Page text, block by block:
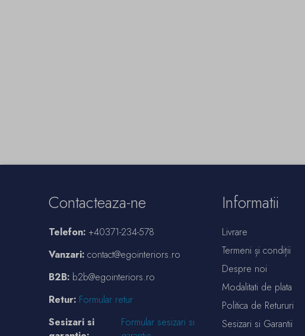
Contacteaza-ne
Telefon: +40371-234-578
Vanzari: contact@egointeriors.ro
B2B: b2b@egointeriors.ro
Retur: Formular retur
Sesizari si
Formular sesizari si
Informatii
Livrare
Termeni și condiții
Despre noi
Modalitati de plata
Politica de Retururi
Sesizari si Garantii